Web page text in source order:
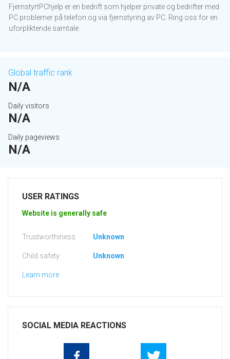
FjernstyrtPChjelp er en bedrift som hjelper private og bedrifter med
PC problemer på telefon og via fjernstyring av PC. Ring oss for en
uforpliktende samtale.
Global traffic rank
N/A
Daily visitors
N/A
Daily pageviews
N/A
USER RATINGS
Website is generally safe
Trustworthiness: Unknown
Child safety: Unknown
Learn more
SOCIAL MEDIA REACTIONS